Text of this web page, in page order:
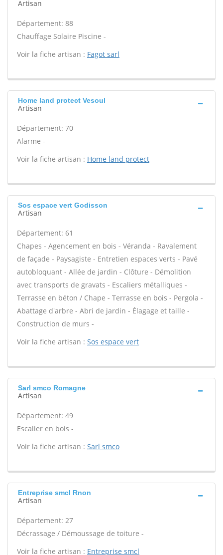
Artisan
Département: 88
Chauffage Solaire Piscine -
Voir la fiche artisan : Fagot sarl
Home land protect Vesoul
Artisan
Département: 70
Alarme -
Voir la fiche artisan : Home land protect
Sos espace vert Godisson
Artisan
Département: 61
Chapes - Agencement en bois - Véranda - Ravalement
de façade - Paysagiste - Entretien espaces verts - Pavé
autobloquant - Allée de jardin - Clôture - Démolition
avec transports de gravats - Escaliers métalliques -
Terrasse en béton / Chape - Terrasse en bois - Pergola -
Abattage d'arbre - Abri de jardin - Élagage et taille -
Construction de murs -
Voir la fiche artisan : Sos espace vert
Sarl smco Romagne
Artisan
Département: 49
Escalier en bois -
Voir la fiche artisan : Sarl smco
Entreprise smcl Rnon
Artisan
Département: 27
Décrassage / Démoussage de toiture -
Voir la fiche artisan : Entreprise smcl